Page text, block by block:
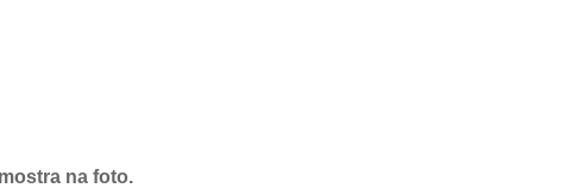
na foto.